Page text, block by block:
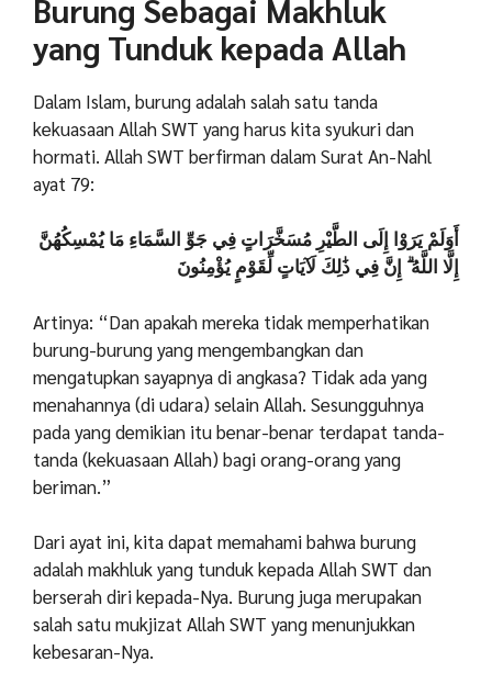
Burung Sebagai Makhluk
yang Tunduk kepada Allah
Dalam Islam, burung adalah salah satu tanda
kekuasaan Allah SWT yang harus kita syukuri dan
hormati. Allah SWT berfirman dalam Surat An-Nahl
ayat 79:
أَوَلَمْ يَرَوْا إِلَى الطَّيْرِ مُسَخَّرَاتٍ فِي جَوِّ السَّمَاءِ مَا يُمْسِكُهُنَّ
إِلَّا اللَّهُ ۗ إِنَّ فِي ذَٰلِكَ لَآيَاتٍ لِّقَوْمٍ يُؤْمِنُونَ
Artinya: “Dan apakah mereka tidak memperhatikan
burung-burung yang mengembangkan dan
mengatupkan sayapnya di angkasa? Tidak ada yang
menahannya (di udara) selain Allah. Sesungguhnya
pada yang demikian itu benar-benar terdapat tanda-
tanda (kekuasaan Allah) bagi orang-orang yang
beriman.”
Dari ayat ini, kita dapat memahami bahwa burung
adalah makhluk yang tunduk kepada Allah SWT dan
berserah diri kepada-Nya. Burung juga merupakan
salah satu mukjizat Allah SWT yang menunjukkan
kebesaran-Nya.